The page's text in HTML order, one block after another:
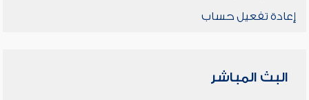
إعادة تفعيل حساب
البث المباشر